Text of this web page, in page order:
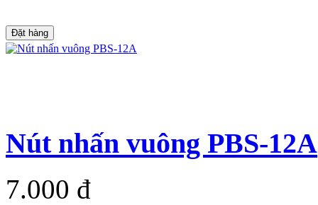
Đặt hàng
Nút nhấn vuông PBS-12A
7.000 đ